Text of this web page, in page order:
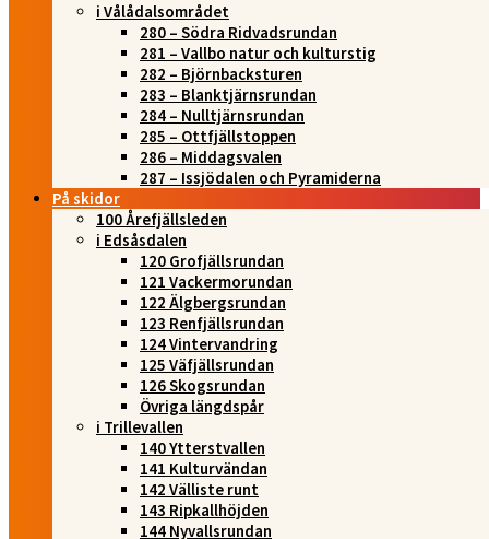
i Vålådalsområdet
280 – Södra Ridvadsrundan
281 – Vallbo natur och kulturstig
282 – Björnbacksturen
283 – Blanktjärnsrundan
284 – Nulltjärnsrundan
285 – Ottfjällstoppen
286 – Middagsvalen
287 – Issjödalen och Pyramiderna
På skidor
100 Årefjällsleden
i Edsåsdalen
120 Grofjällsrundan
121 Vackermorundan
122 Älgbergsrundan
123 Renfjällsrundan
124 Vintervandring
125 Väfjällsrundan
126 Skogsrundan
Övriga längdspår
i Trillevallen
140 Ytterstvallen
141 Kulturvändan
142 Välliste runt
143 Ripkallhöjden
144 Nyvallsrundan